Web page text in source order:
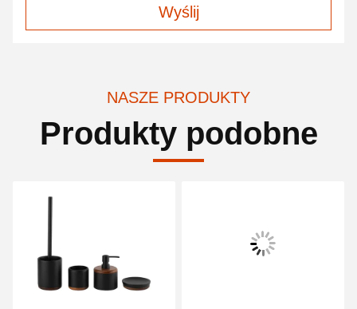
Wyślij
NASZE PRODUKTY
Produkty podobne